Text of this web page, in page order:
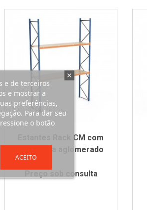
Estantes Rack CM com
Prateleira aglomerado
Preço sob consulta
e de terceiros
e mostrar a
preferências,
Para dar seu
o botão
ACEITO